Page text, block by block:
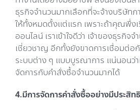
ธุรกิจจำนวนมากเลือกที่จะจ้างบริษัท
ให้ทั้งหมดตั้งแต่แรก เพราะถ้าคุณพึ่ง
ออนไลน์ เราเข้าใจดีว่า เจ้าของธุรกิจ
เชี่ยวชาญ อีกทั้งยังขาดการเชื่อมต่อ
ระบบต่าง ๆ แบบบูรณาการ แน่นอนว่า
จัดการกับคำสั่งซื้อจำนวนมากได้
4.มีการจัดการคำสั่งซื้ออย่างมีประสิท